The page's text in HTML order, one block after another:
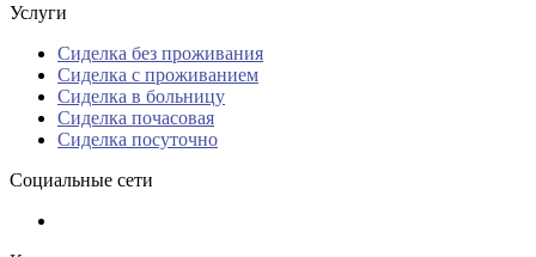
Услуги
Сиделка без проживания
Сиделка с проживанием
Сиделка в больницу
Сиделка почасовая
Сиделка посуточно
Социальные сети